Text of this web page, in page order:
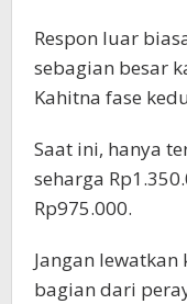
Respon luar
sebagian besar
Kahitna fase
Saat ini, hanya
seharga
Rp975.000.
Jangan
bagian dari